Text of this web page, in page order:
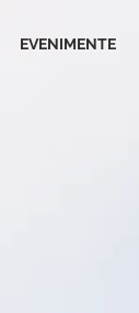
EVENIMENTE